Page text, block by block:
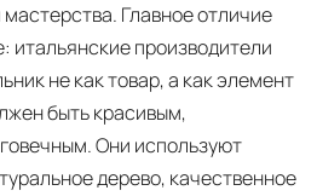
Главное отличие
итальянские производители
не как товар, а как элемент
быть красивым,
Они используют
дерево, качественное